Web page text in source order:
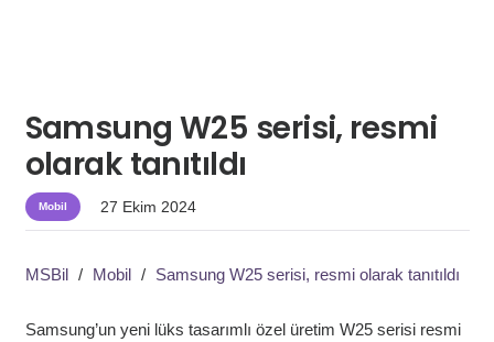
Samsung W25 serisi, resmi
olarak tanıtıldı
Mobil 27 Ekim 2024
MSBil / Mobil / Samsung W25 serisi, resmi olarak tanıtıldı
Samsung’un yeni lüks tasarımlı özel üretim W25 serisi resmi